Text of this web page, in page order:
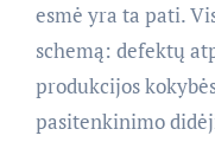
esmė yra ta pati.
schemą: defektų
produkcijos
pasitenkinimo